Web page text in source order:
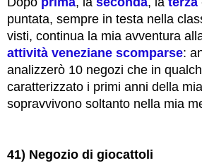
puntata, sempre in testa nella
visti, continua la mia avventura
attività veneziane scomparse:
analizzerò 10 negozi che in
caratterizzato i primi anni della
sopravvivono soltanto nella mia
41) Negozio di giocattoli